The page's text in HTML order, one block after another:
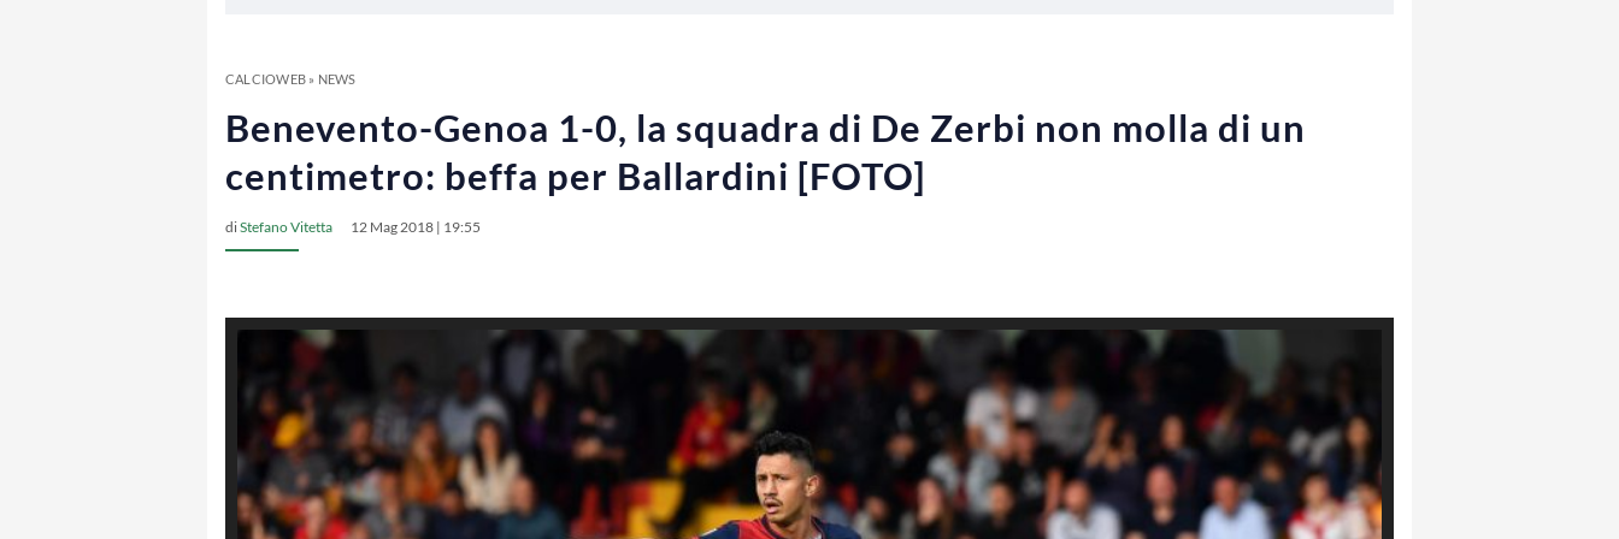
CALCIOWEB» NEWS
Benevento-Genoa 1-0, la squadra di De Zerbi non molla di un
centimetro: beffa per Ballardini [FOTO]
diStefano Vitetta 12 Mag 2018 | 19:55